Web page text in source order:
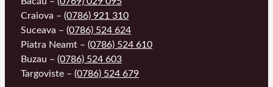
Craiova – (0786) 921 310
Suceava – (0786) 524 624
Piatra Neamt – (0786) 524 610
Buzau – (0786) 524 603
Targoviste – (0786) 524 679